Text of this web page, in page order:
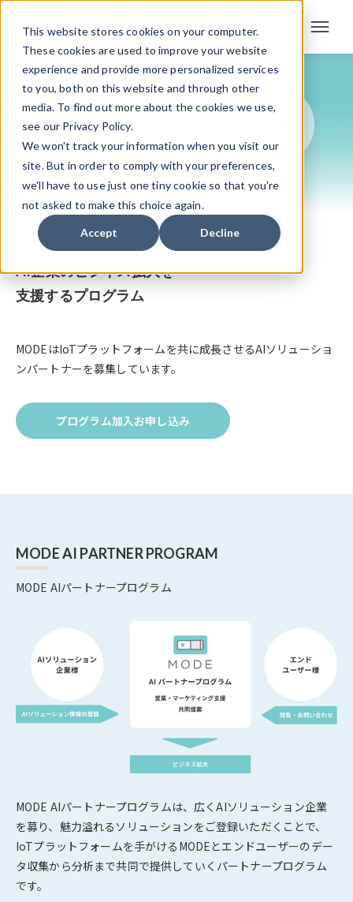
This website stores cookies on your computer.
These cookies are used to improve your website
experience and provide more personalized services
to you, both on this website and through other
media. To find out more about the cookies we use,
see our Privacy Policy.
We won't track your information when you visit our
site. But in order to comply with your preferences,
we'll have to use just one tiny cookie so that you're
not asked to make this choice again.
Accept Decline
AI企業のビジネス拡大を
支援するプログラム
MODEはIoTプラットフォームを共に成長させるAIソリューショ
ンパートナーを募集しています。
プログラム加入お申し込み
Click
to
グ
入
申
MODE AI PARTNER PROGRAM
MODE AIパートナープログラム
MODE AIパートナープログラムは、広くAIソリューション企業
を募り、魅力溢れるソリューションをご登録いただくことで、
IoTプラットフォームを手がけるMODEとエンドユーザーのデー
タ収集から分析まで共同で提供していくパートナープログラム
です。